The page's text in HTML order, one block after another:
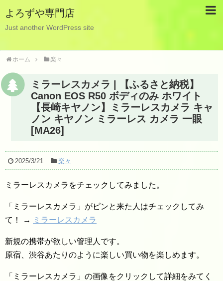
よろずや専門店
Just another WordPress site
ホーム 楽々
ミラーレスカメラ | 【ふるさと納税】
Canon EOS R50 ボディのみ ホワイト
【長崎キヤノン】ミラーレスカメラ キャ
ノン キヤノン ミラーレス カメラ 一眼
[MA26]
2025/3/21 楽々
ミラーレスカメラをチェックしてみました。
「ミラーレスカメラ」がピンと来た人はチェックしてみ
て！ →
ミラーレスカメラ
新規の携帯が欲しい管理人です。
原宿、渋谷あたりのように楽しい買い物を楽しめます。
「ミラーレスカメラ」の画像をクリックして詳細をみてく